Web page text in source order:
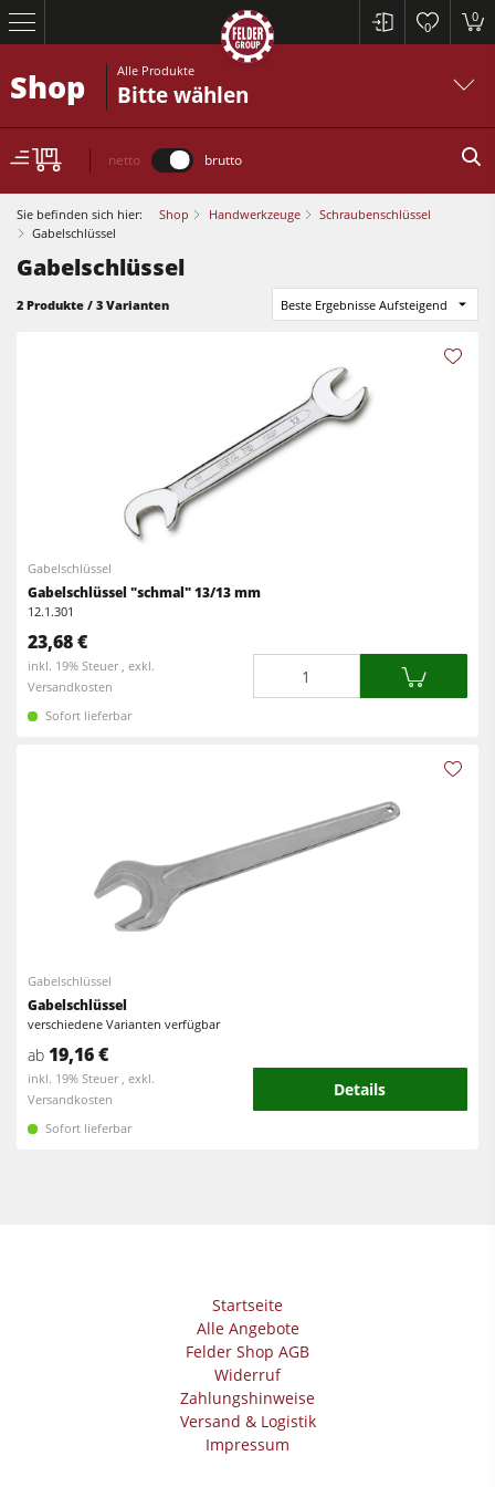
0
0
Kreissägen und Formatkreissägen
CNC-Bearbeitungszentren
Kantenanleimmaschinen
CNC Fenster- und Türenbearbeitung
Langband- & Kantenschleifmaschinen
Bürst- und Bürstschleifmaschinen
Bandsägen
Heizplattenpressen & Vakuumpressen
Rohluftabsauggeräte
Vorschubapparate
Werkstattausrüstung
F4Solutions Software
Automatisierung & Materialhandling
Kreissäge-Fräsmaschinen
CNC Bearbeitungszentren
Kantenanleimmaschinen
Schleifmaschinen
Bürstmaschine
Druckbalkensägen & Plattenaufteilsägen
Brikettierpressen
Absauggeräte & Entstauber
Shop Alle Produkte
Bitte wählen
netto brutto
Sie befinden sich hier: Shop Handwerkzeuge
Schraubenschlüssel
Gabelschlüssel
Gabelschlüssel
2 Produkte / 3 Varianten Beste Ergebnisse Aufsteigend
Gabelschlüssel
Gabelschlüssel "schmal" 13/13 mm
12.1.301
23,68 €
inkl. 19% Steuer , exkl.
Versandkosten
Sofort lieferbar
Gabelschlüssel
Gabelschlüssel
verschiedene Varianten verfügbar
ab 19,16 €
inkl. 19% Steuer , exkl.
Versandkosten
Details
Sofort lieferbar
Startseite
Alle Angebote
Felder Shop AGB
Widerruf
Zahlungshinweise
Versand & Logistik
Impressum